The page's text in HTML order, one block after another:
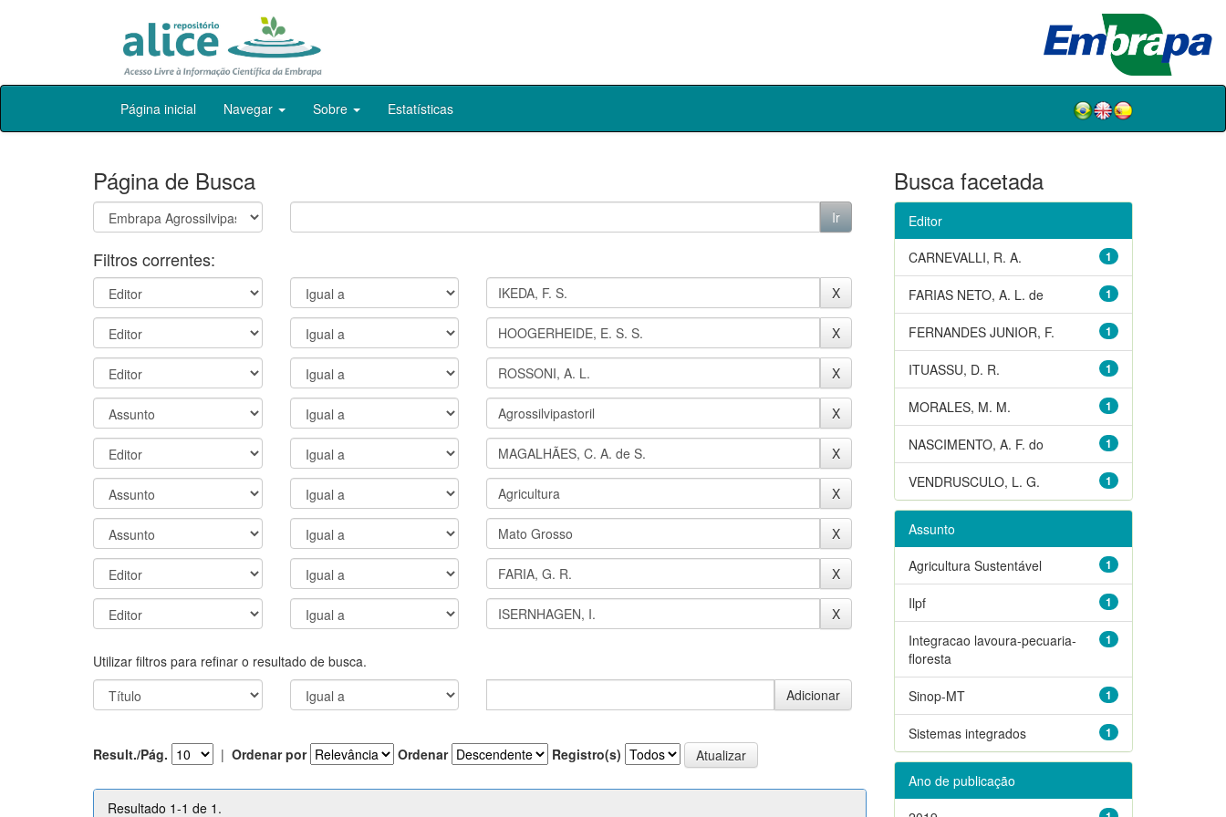
Skip
Página inicial Navegar Sobre Estatísticas
Página de Busca
Filtros correntes:
Utilizar filtros para refinar o resultado de busca.
Result./Pág. | Ordenar por Ordenar Registro(s)
Resultado 1-1 de 1.
Busca facetada
Editor
1
CARNEVALLI, R. A.
1
FARIAS NETO, A. L. de
1
FERNANDES JUNIOR, F.
1
ITUASSU, D. R.
1
MORALES, M. M.
1
NASCIMENTO, A. F. do
1
VENDRUSCULO, L. G.
Assunto
1
Agricultura Sustentável
1
Ilpf
1
Integracao lavoura-pecuaria-
floresta
1
Sinop-MT
1
Sistemas integrados
Ano de publicação